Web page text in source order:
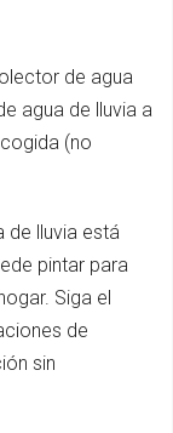
de agua
agua de lluvia a
(no
de lluvia está
pintar para
Siga el
de
sin